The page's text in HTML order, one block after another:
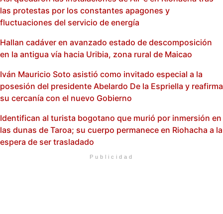
las protestas por los constantes apagones y
fluctuaciones del servicio de energía
Hallan cadáver en avanzado estado de descomposición
en la antigua vía hacia Uribia, zona rural de Maicao
Iván Mauricio Soto asistió como invitado especial a la
posesión del presidente Abelardo De la Espriella y reafirma
su cercanía con el nuevo Gobierno
Identifican al turista bogotano que murió por inmersión en
las dunas de Taroa; su cuerpo permanece en Riohacha a la
espera de ser trasladado
Publicidad